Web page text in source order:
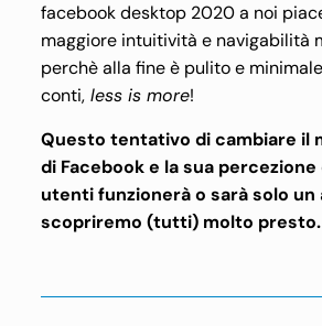
facebook desktop 2020 a noi
maggiore intuitività e navigabilità
perchè alla fine è pulito e
conti,less is more!
Questo tentativo di cambiare il
di Facebook e la sua
utenti funzionerà o sarà solo un
scopriremo (tutti) molto presto.